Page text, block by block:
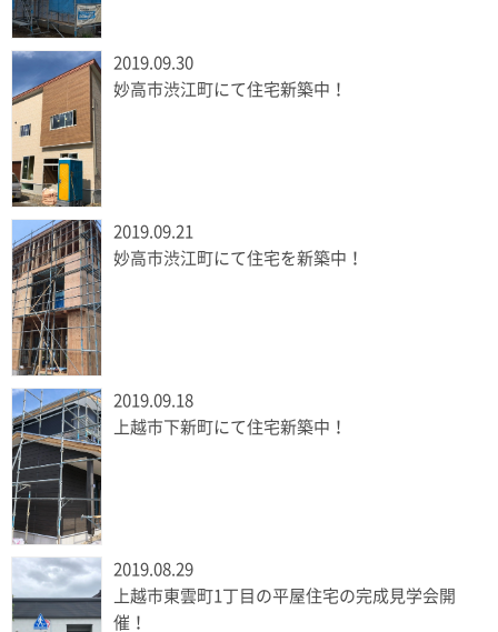
2019.09.30
妙高市渋江町にて住宅新築中！
2019.09.21
妙高市渋江町にて住宅を新築中！
2019.09.18
上越市下新町にて住宅新築中！
2019.08.29
上越市東雲町1丁目の平屋住宅の完成見学会開
催！